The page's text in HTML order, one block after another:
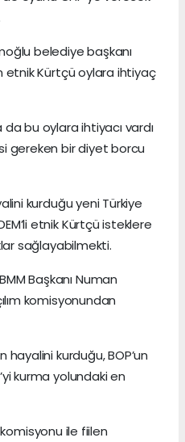
belediye başkanı
etnik Kürtçü oylara ihtiyaç
da bu oylara ihtiyacı vardı
gereken bir diyet borcu
kurduğu yeni Türkiye
etnik Kürtçü isteklere
sağlayabilmekti.
Başkanı Numan
komisyonundan
hayalini kurduğu, BOP’un
kurma yolundaki en
ile fiilen